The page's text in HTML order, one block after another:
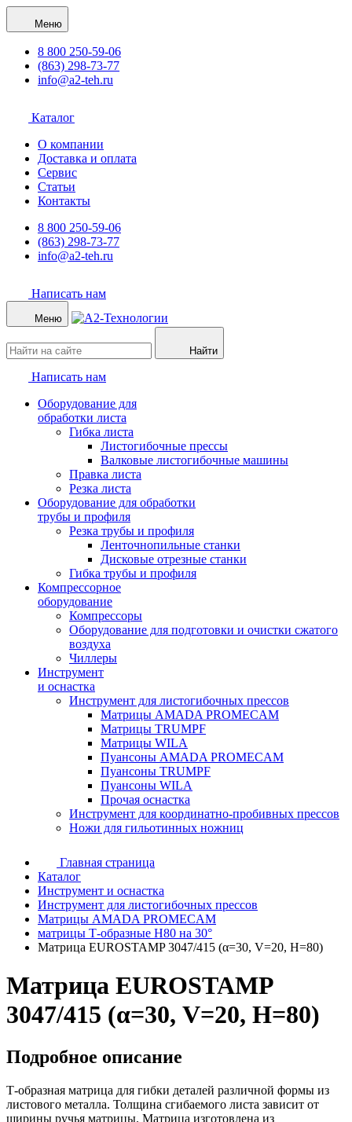
Меню
8 800 250-59-06
(863) 298-73-77
info@a2-teh.ru
Каталог
О компании
Доставка и оплата
Сервис
Статьи
Контакты
8 800 250-59-06
(863) 298-73-77
info@a2-teh.ru
Написать нам
Меню
Найти
Написать нам
Оборудование для
обработки листа
Гибка листа
Листогибочные прессы
Валковые листогибочные машины
Правка листа
Резка листа
Оборудование для обработки
трубы и профиля
Резка трубы и профиля
Ленточнопильные станки
Дисковые отрезные станки
Гибка трубы и профиля
Компрессорное
оборудование
Компрессоры
Оборудование для подготовки и очистки сжатого
воздуха
Чиллеры
Инструмент
и оснастка
Инструмент для листогибочных прессов
Матрицы AMADA PROMECAM
Матрицы TRUMPF
Матрицы WILA
Пуансоны AMADA PROMECAM
Пуансоны TRUMPF
Пуансоны WILA
Прочая оснастка
Инструмент для координатно-пробивных прессов
Ножи для гильотинных ножниц
Главная страница
Каталог
Инструмент и оснастка
Инструмент для листогибочных прессов
Матрицы AMADA PROMECAM
матрицы Т-образные H80 на 30°
Матрица EUROSTAMP 3047/415 (α=30, V=20, H=80)
Матрица EUROSTAMP
3047/415 (α=30, V=20, H=80)
Подробное описание
Т-образная матрица для гибки деталей различной формы из
листового металла. Толщина сгибаемого листа зависит от
ширины ручья матрицы. Матрица изготовлена из